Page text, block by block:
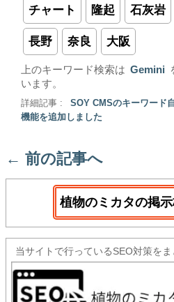
チャート 隆起 石灰岩
長野 奈良 大阪
上のキーワード検索は Gemini
います。
詳細記事 :
SOY CMSのキーワード
機能を追加しました
← 前の記事へ
植物のミカタの掲
当サイトで行っているSEO対策をま